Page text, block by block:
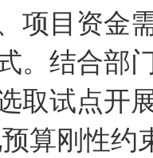
项目资金
。结合部
取试点开
刚性约束